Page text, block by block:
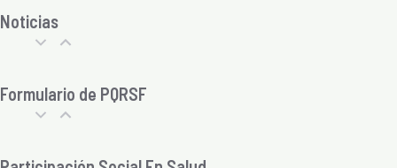
Noticias
Formulario de PQRSF